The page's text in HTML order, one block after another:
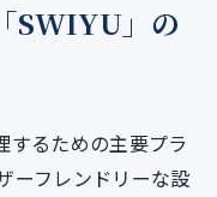
SWIYU」の
するための主要プラ
ーフレンドリーな設